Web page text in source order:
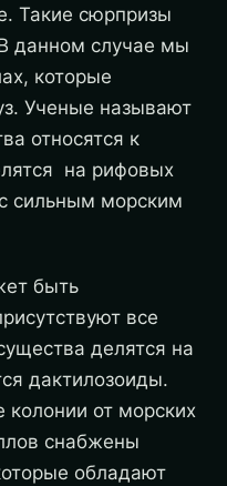
Такие сюрпризы
данном случае мы
которые
Ученые называют
относятся к
на рифовых
сильным морским
быть
все
делятся на
дактилозоиды.
колонии от морских
снабжены
обладают